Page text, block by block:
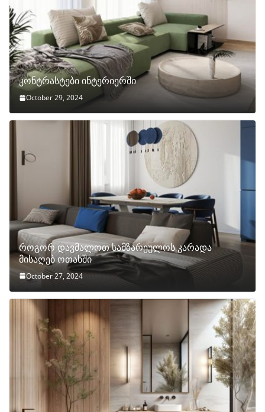
კონტრასტები ინტერიერში
October 29, 2024
როგორ დავმალოთ სამზარეულოს კარადა
მისაღებ ოთახში
October 27, 2024